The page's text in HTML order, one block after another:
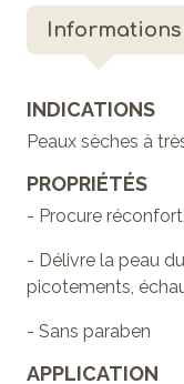
INDICATIONS
Peaux sèches à
PROPRIÉTÉS
- Procure
- Délivre la peau
picotements,
- Sans paraben
APPLICATION